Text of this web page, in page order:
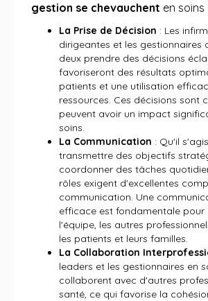
gestion se chevauchent en soins
La Prise de Décision : Les
dirigeantes et les gestionnaires
deux prendre des décisions
favoriseront des résultats
patients et une utilisation
ressources. Ces décisions sont
peuvent avoir un impact
soins.
La Communication : Qu'il
transmettre des objectifs
coordonner des tâches
rôles exigent d'excellentes
communication. Une
efficace est fondamentale pour
l'équipe, les autres
les patients et leurs familles.
La Collaboration
leaders et les gestionnaires en
collaborent avec d'autres
santé, ce qui favorise la